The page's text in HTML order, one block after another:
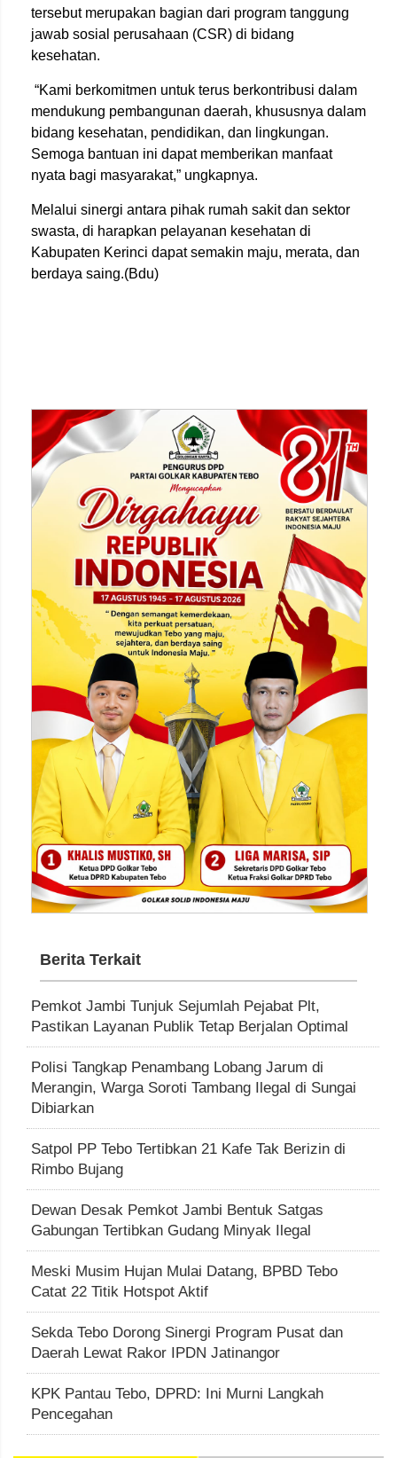
tersebut merupakan bagian dari program tanggung
jawab sosial perusahaan (CSR) di bidang
kesehatan.
“Kami berkomitmen untuk terus berkontribusi dalam
mendukung pembangunan daerah, khususnya dalam
bidang kesehatan, pendidikan, dan lingkungan.
Semoga bantuan ini dapat memberikan manfaat
nyata bagi masyarakat,” ungkapnya.
Melalui sinergi antara pihak rumah sakit dan sektor
swasta, di harapkan pelayanan kesehatan di
Kabupaten Kerinci dapat semakin maju, merata, dan
berdaya saing.(Bdu)
Berita Terkait
Pemkot Jambi Tunjuk Sejumlah Pejabat Plt,
Pastikan Layanan Publik Tetap Berjalan Optimal
Polisi Tangkap Penambang Lobang Jarum di
Merangin, Warga Soroti Tambang Ilegal di Sungai
Dibiarkan
Satpol PP Tebo Tertibkan 21 Kafe Tak Berizin di
Rimbo Bujang
Dewan Desak Pemkot Jambi Bentuk Satgas
Gabungan Tertibkan Gudang Minyak Ilegal
Meski Musim Hujan Mulai Datang, BPBD Tebo
Catat 22 Titik Hotspot Aktif
Sekda Tebo Dorong Sinergi Program Pusat dan
Daerah Lewat Rakor IPDN Jatinangor
KPK Pantau Tebo, DPRD: Ini Murni Langkah
Pencegahan